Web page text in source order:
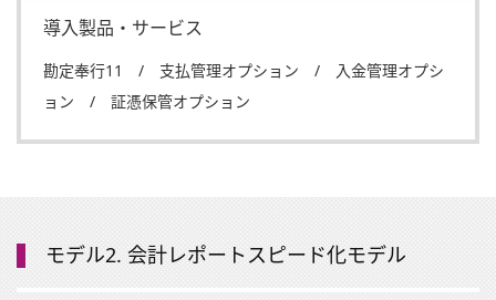
導入製品・サービス
勘定奉行11 / 支払管理オプション / 入金管理オプシ
ョン / 証憑保管オプション
モデル2. 会計レポートスピード化モデル